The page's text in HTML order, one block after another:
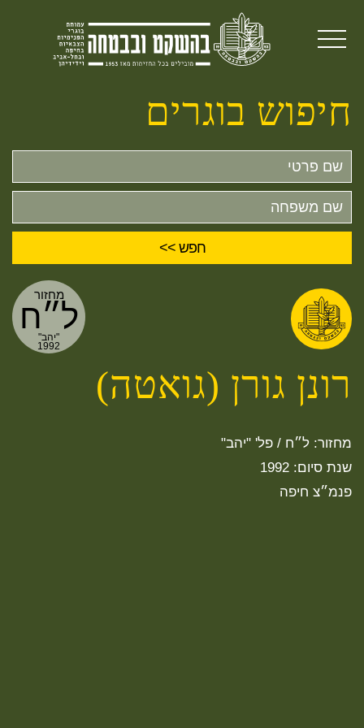
חיפוש בוגרים
שם
פרטי
שם
משפחה
מחזור
ל״ח
"יהב"
1992
רונן גורן (גואטה)
מחזור: ל״ח / פל' "יהב"
שנת סיום: 1992
פנמ״צ חיפה